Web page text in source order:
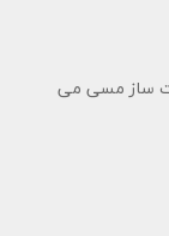
ساز مسی می